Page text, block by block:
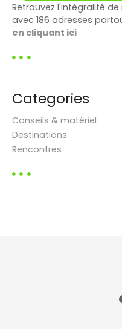
Retrouvez l'intégralité
avec 186 adresses
en cliquant ici
Categories
Conseils & matériel
Destinations
Rencontres